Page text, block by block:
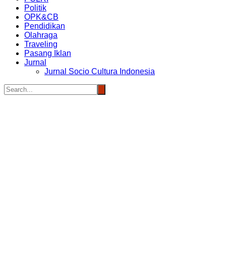
Politik
OPK&CB
Pendidikan
Olahraga
Traveling
Pasang Iklan
Jurnal
Jurnal Socio Cultura Indonesia